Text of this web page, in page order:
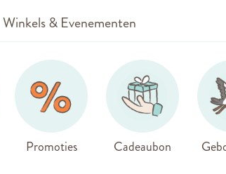
Promoties Cadeaubon
Winkels & Evenementen